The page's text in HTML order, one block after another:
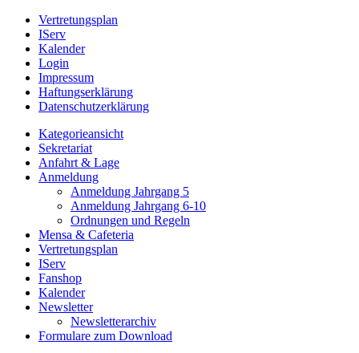
Vertretungsplan
IServ
Kalender
Login
Impressum
Haftungserklärung
Datenschutzerklärung
Kategorieansicht
Sekretariat
Anfahrt & Lage
Anmeldung
Anmeldung Jahrgang 5
Anmeldung Jahrgang 6-10
Ordnungen und Regeln
Mensa & Cafeteria
Vertretungsplan
IServ
Fanshop
Kalender
Newsletter
Newsletterarchiv
Formulare zum Download